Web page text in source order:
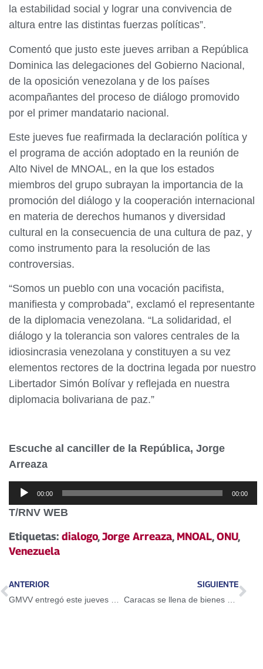
la estabilidad social y lograr una convivencia de
altura entre las distintas fuerzas políticas”.
Comentó que justo este jueves arriban a República
Dominica las delegaciones del Gobierno Nacional,
de la oposición venezolana y de los países
acompañantes del proceso de diálogo promovido
por el primer mandatario nacional.
Este jueves fue reafirmada la declaración política y
el programa de acción adoptado en la reunión de
Alto Nivel de MNOAL, en la que los estados
miembros del grupo subrayan la importancia de la
promoción del diálogo y la cooperación internacional
en materia de derechos humanos y diversidad
cultural en la consecuencia de una cultura de paz, y
como instrumento para la resolución de las
controversias.
“Somos un pueblo con una vocación pacifista,
manifiesta y comprobada”, exclamó el representante
de la diplomacia venezolana. “La solidaridad, el
diálogo y la tolerancia son valores centrales de la
idiosincrasia venezolana y constituyen a su vez
elementos rectores de la doctrina legada por nuestro
Libertador Simón Bolívar y reflejada en nuestra
diplomacia bolivariana de paz.”
Escuche al canciller de la República, Jorge
Arreaza
Reproductor
de
audio
00:00 00:00
T/RNV WEB
Etiquetas: dialogo,Jorge Arreaza, MNOAL,ONU,
Venezuela
ANTERIOR SIGUIENTE